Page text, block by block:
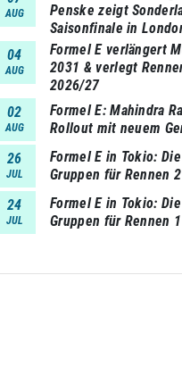
AUG
Penske zeigt
Saisonfinale in
04
AUG
Formel E verlängert
2031 & verlegt
2026/27
02
AUG
Formel E: Mahindra
Rollout mit neuem
26
JUL
Formel E in Tokio:
Gruppen für Rennen
24
JUL
Formel E in Tokio:
Gruppen für Rennen